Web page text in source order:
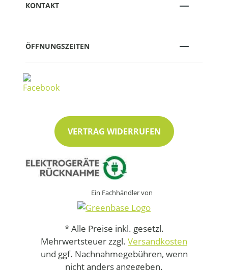
KONTAKT
ÖFFNUNGSZEITEN
VERTRAG WIDERRUFEN
Ein Fachhändler von
* Alle Preise inkl. gesetzl.
Mehrwertsteuer zzgl. Versandkosten
und ggf. Nachnahmegebühren, wenn
nicht anders angegeben.